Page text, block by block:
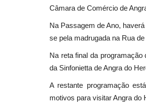
Câmara de Comércio de
Na Passagem de Ano,
se pela madrugada na Rua
Na reta final da
da Sinfonietta de Angra do
A restante programação
motivos para visitar Angra do